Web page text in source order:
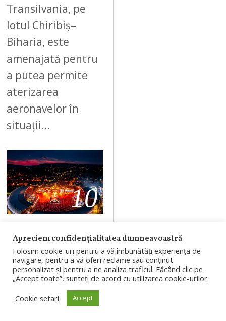
Transilvania, pe
lotul Chiribiș–
Biharia, este
amenajată pentru
a putea permite
aterizarea
aeronavelor în
situații…
10
AUGUST 8, 2026
PESTE 130.000
DE
PARTICIPANȚI
ÎN A DOUA ZI
Apreciem confidențialitatea dumneavoastră
Folosim cookie-uri pentru a vă îmbunătăți experiența de
navigare, pentru a vă oferi reclame sau conținut
personalizat și pentru a ne analiza traficul. Făcând clic pe
„Accept toate”, sunteți de acord cu utilizarea cookie-urilor.
Cookie setari
Accept